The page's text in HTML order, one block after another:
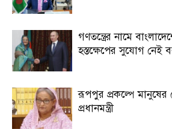
গণতন্ত্রের নামে
হস্তক্ষেপের সুযোগ নেই
রূপপুর প্রকল্পে মানুষের
প্রধানমন্ত্রী